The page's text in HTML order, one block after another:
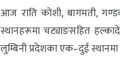
आज राति कोशी, बागमती,
स्थानहरूमा चट्याङसहित
लुम्बिनी प्रदेशका एक–दुई स्थानमा